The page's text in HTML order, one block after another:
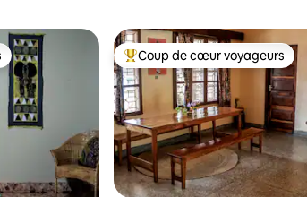
Coups de cœur voyageurs les
Coup de cœur voyageurs